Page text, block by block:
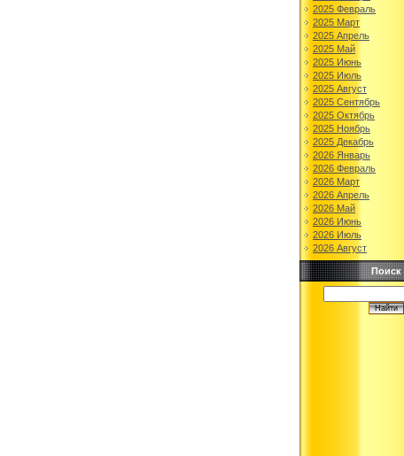
2025 Февраль
2025 Март
2025 Апрель
2025 Май
2025 Июнь
2025 Июль
2025 Август
2025 Сентябрь
2025 Октябрь
2025 Ноябрь
2025 Декабрь
2026 Январь
2026 Февраль
2026 Март
2026 Апрель
2026 Май
2026 Июнь
2026 Июль
2026 Август
Поиск